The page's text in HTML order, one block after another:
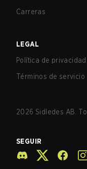
Carreras
LEGAL
Política de privacidad
Términos de servicio
2026 Sidledes AB.
SEGUIR